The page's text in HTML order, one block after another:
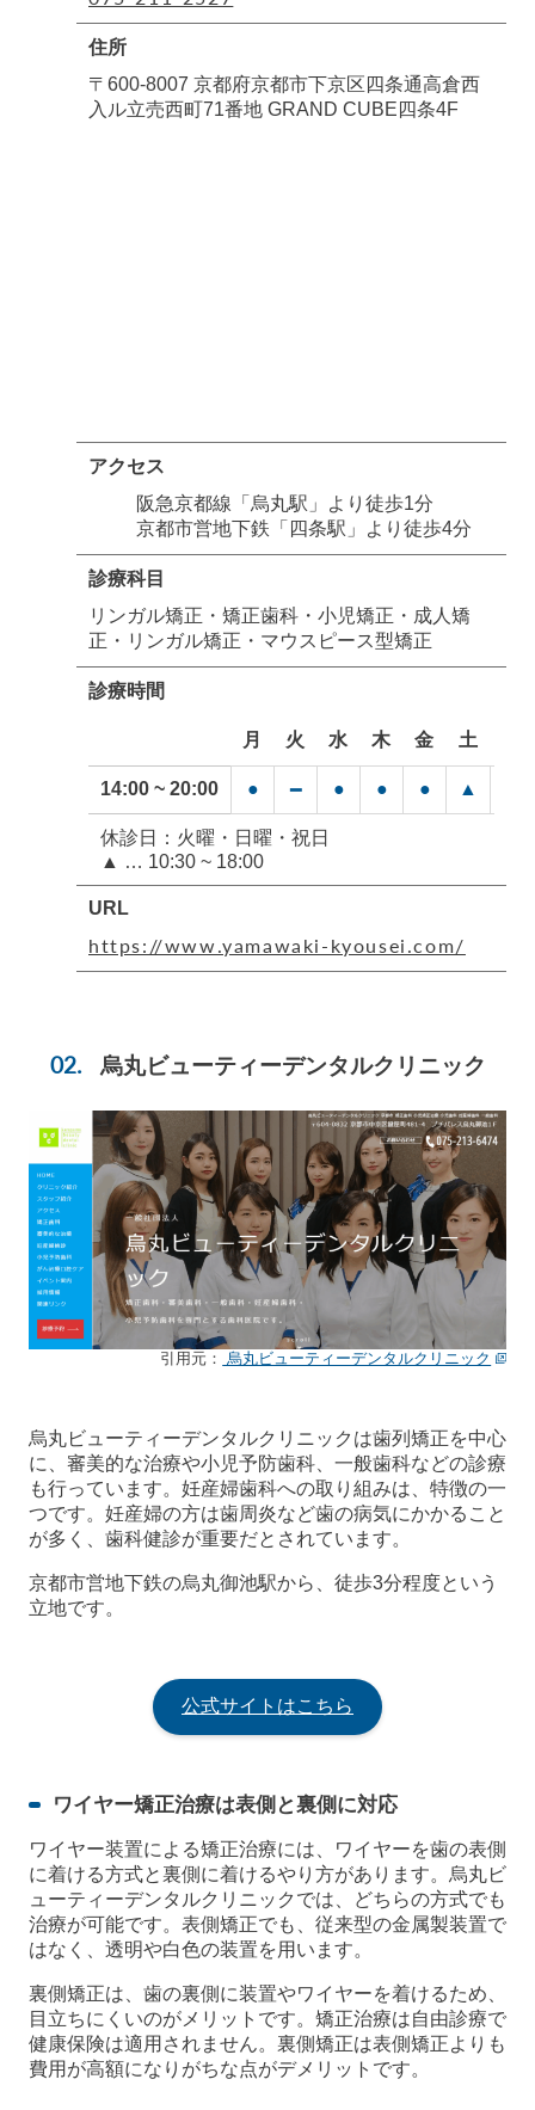
住所
〒600-8007 京都府京都市下京区四条通高倉西
入ル立売西町71番地 GRAND CUBE四条4F
アクセス
阪急京都線「烏丸駅」より徒歩1分
京都市営地下鉄「四条駅」より徒歩4分
診療科目
リンガル矯正・矯正歯科・小児矯正・成人矯
正・リンガル矯正・マウスピース型矯正
診療時間
月 火 水 木 金 土
14:00 ~ 20:00 ● ━ ● ● ● ▲
休診日：火曜・日曜・祝日
▲ … 10:30 ~ 18:00
URL
https://www.yamawaki-kyousei.com/
烏丸ビューティーデンタルクリニック
引用元： 烏丸ビューティーデンタルクリニック
烏丸ビューティーデンタルクリニックは歯列矯正を中心
に、審美的な治療や小児予防歯科、一般歯科などの診療
も行っています。妊産婦歯科への取り組みは、特徴の一
つです。妊産婦の方は歯周炎など歯の病気にかかること
が多く、歯科健診が重要だとされています。
京都市営地下鉄の烏丸御池駅から、徒歩3分程度という
立地です。
公式サイトはこちら
ワイヤー矯正治療は表側と裏側に対応
ワイヤー装置による矯正治療には、ワイヤーを歯の表側
に着ける方式と裏側に着けるやり方があります。烏丸ビ
ューティーデンタルクリニックでは、どちらの方式でも
治療が可能です。表側矯正でも、従来型の金属製装置で
はなく、透明や白色の装置を用います。
裏側矯正は、歯の裏側に装置やワイヤーを着けるため、
目立ちにくいのがメリットです。矯正治療は自由診療で
健康保険は適用されません。裏側矯正は表側矯正よりも
費用が高額になりがちな点がデメリットです。